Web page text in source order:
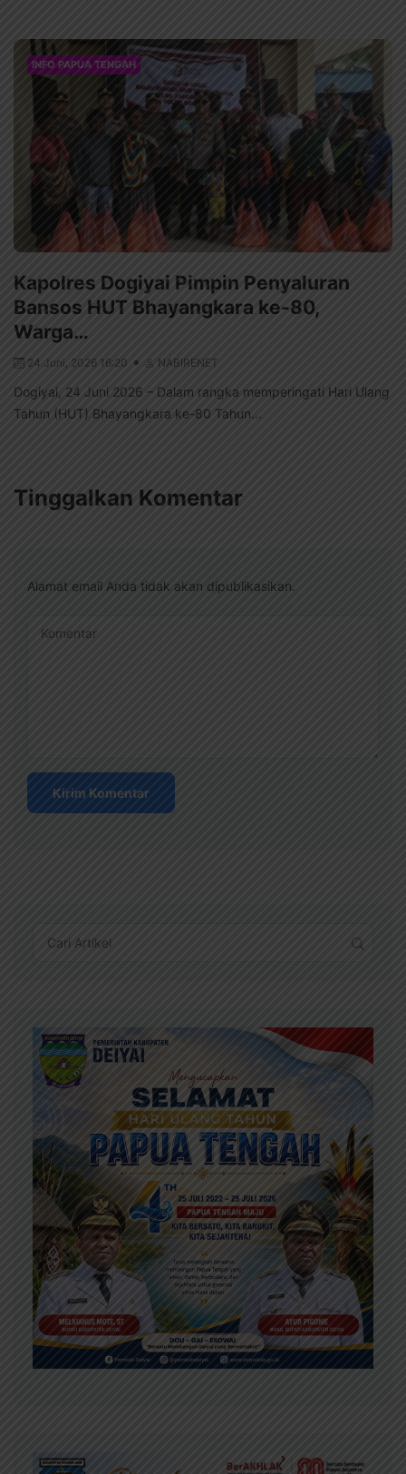
INFO PAPUA TENGAH
Kapolres Dogiyai Pimpin Penyaluran
Bansos HUT Bhayangkara ke-80,
Warga…
24 Juni, 2026 16:20 NABIRENET
Dogiyai, 24 Juni 2026 – Dalam rangka memperingati Hari Ulang
Tahun (HUT) Bhayangkara ke-80 Tahun...
Tinggalkan Komentar
Alamat email Anda tidak akan dipublikasikan.
Komentar